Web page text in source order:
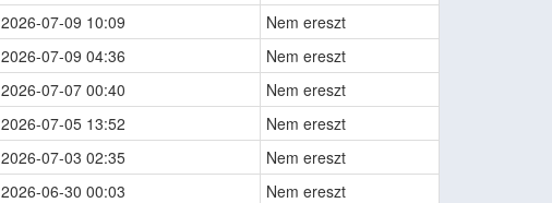
2026-07-09 10:09
Nem ereszt
2026-07-09 04:36
Nem ereszt
2026-07-07 00:40
Nem ereszt
2026-07-05 13:52
Nem ereszt
2026-07-03 02:35
Nem ereszt
2026-06-30 00:03
Nem ereszt